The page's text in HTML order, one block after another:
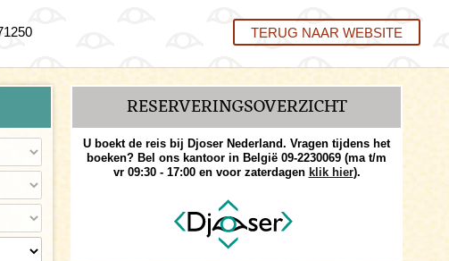
TERUG NAAR WEBSITE
RESERVERINGS­OVERZICHT
U boekt de reis bij Djoser Nederland. Vragen tijdens het
boeken? Bel ons kantoor in België 09-2230069 (ma t/m
vr 09:30 - 17:00 en voor zaterdagen klik hier).